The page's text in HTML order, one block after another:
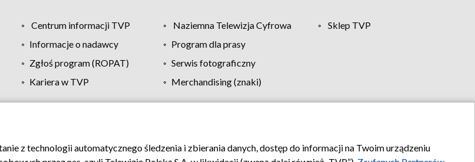
Centrum informacji TVP Naziemna Telewizja Cyfrowa
Sklep TVP
Informacje o nadawcy
Program dla prasy
Zgłoś program (ROPAT)
Serwis fotograficzny
Kariera w TVP
Merchandising (znaki)
Moje zgody Pomoc Biuro reklamy Kontakt
z technologii automatycznego śledzenia i zbierania danych, dostęp do informacji na Twoim urządzeniu